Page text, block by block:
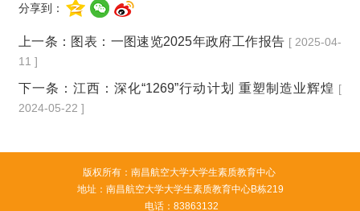
分享到：
上一条： 图表：一图速览2025年政府工作报告 [ 2025-04-
11 ]
下一条：江西：深化“1269”行动计划 重塑制造业辉煌 [
2024-05-22 ]
版权所有：南昌航空大学大学生素质教育中心
地址：南昌航空大学大学生素质教育中心B栋219
电话：83863132